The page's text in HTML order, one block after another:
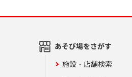
あそび場をさがす
施設・店舗検索